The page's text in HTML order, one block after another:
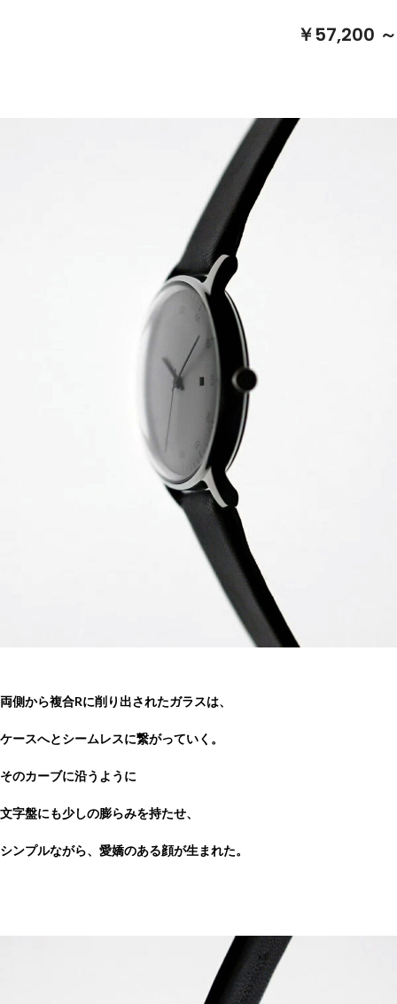
￥57,200 ～
両側から複合Rに削り出されたガラスは、
ケースへとシームレスに繋がっていく。
そのカーブに沿うように
文字盤にも少しの膨らみを持たせ、
シンプルながら、愛嬌のある顔が生まれた。